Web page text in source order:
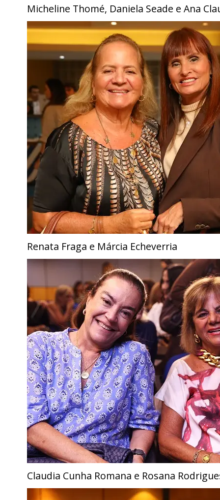
Micheline Thomé, Daniela Seade e Ana
Renata Fraga e Márcia Echeverria
Claudia Cunha Romana e Rosana